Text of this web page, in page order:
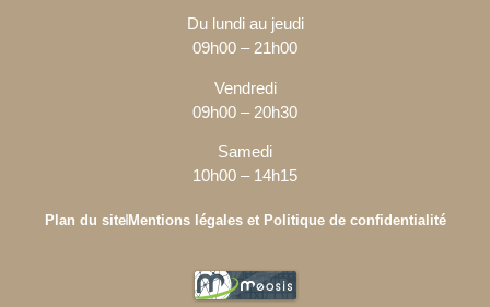
Du lundi au jeudi
09h00 – 21h00
Vendredi
09h00 – 20h30
Samedi
10h00 – 14h15
Plan du site Mentions légales et Politique de confidentialité